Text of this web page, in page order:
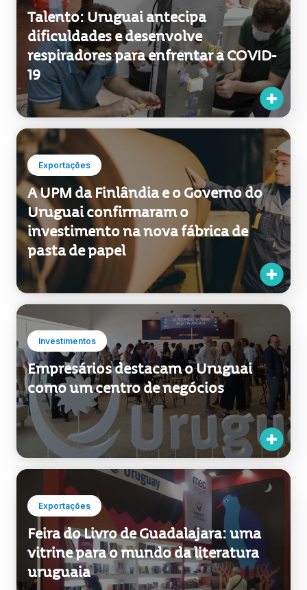
Talento: Uruguai antecipa
dificuldades e desenvolve
respiradores para enfrentar a COVID-
19
Exportações
A UPM da Finlândia e o Governo do
Uruguai confirmaram o
investimento na nova fábrica de
pasta de papel
Investimentos
Empresários destacam o Uruguai
como um centro de negócios
Exportações
Feira do Livro de Guadalajara: uma
vitrine para o mundo da literatura
uruguaia